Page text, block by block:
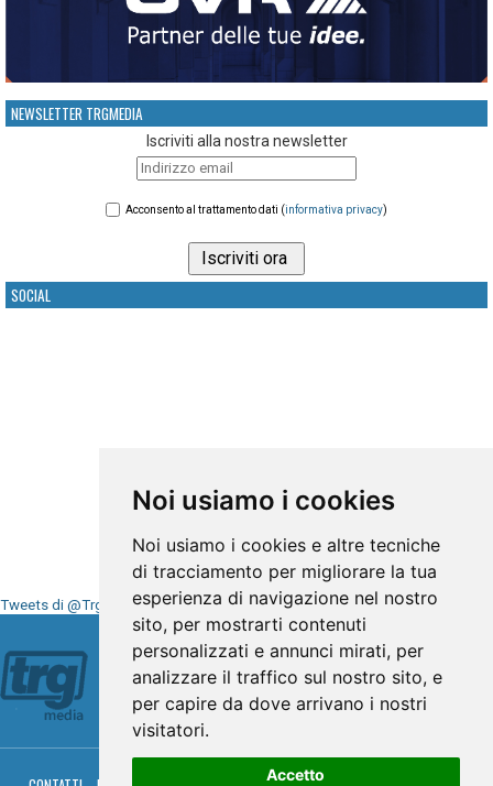
Noi usiamo i cookies
Noi usiamo i cookies e altre tecniche
di tracciamento per migliorare la tua
esperienza di navigazione nel nostro
sito, per mostrarti contenuti
personalizzati e annunci mirati, per
analizzare il traffico sul nostro sito, e
per capire da dove arrivano i nostri
visitatori.
Accetto
NEWSLETTER TRGMEDIA
Iscriviti alla nostra newsletter
Acconsento al trattamento dati (informativa privacy)
SOCIAL
Tweets di @TrgMedia
Seguici su